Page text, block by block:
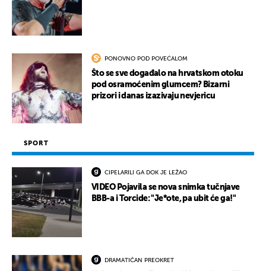
PONOVNO POD POVEĆALOM
Što se sve događalo na hrvatskom otoku
pod osramoćenim glumcem? Bizarni
prizori i danas izazivaju nevjericu
SPORT
CIPELARILI GA DOK JE LEŽAO
VIDEO Pojavila se nova snimka tučnjave
BBB-a i Torcide: "Je*ote, pa ubit će ga!"
DRAMATIČAN PREOKRET